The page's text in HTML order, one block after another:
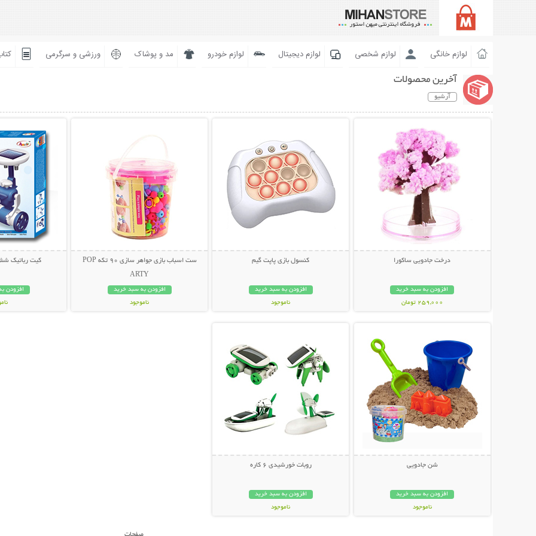
لوازم خانگی لوازم شخصی لوازم دیجیتال لوازم خودرو مد و پوشاک ورزشی و سرگرمی
آخرین محصولات
آرشیو
درخت جادویی ساکورا
افزودن به سبد خرید
259,000 تومان
کنسول بازی پاپت گیم
افزودن به سبد خرید
ناموجود
ست اسباب بازی جواهر سازی 90 تکه POP
ARTY
افزودن به سبد خرید
ناموجود
کیت رباتیک
افزودن
شن جادویی
افزودن به سبد خرید
ناموجود
روبات خورشیدی 6 کاره
افزودن به سبد خرید
ناموجود